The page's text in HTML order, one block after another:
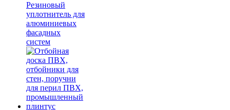
Резиновый
уплотнитель для
алюминиевых
фасадных
систем